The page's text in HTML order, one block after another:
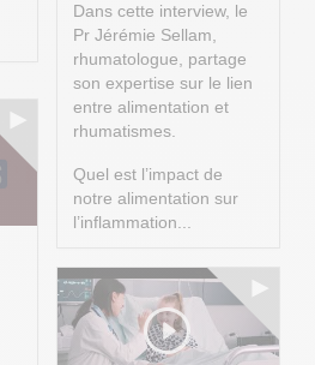
Dans cette interview, le
Pr Jérémie Sellam,
rhumatologue, partage
son expertise sur le lien
entre alimentation et
rhumatismes.
Quel est l’impact de
notre alimentation sur
l’inflammation...